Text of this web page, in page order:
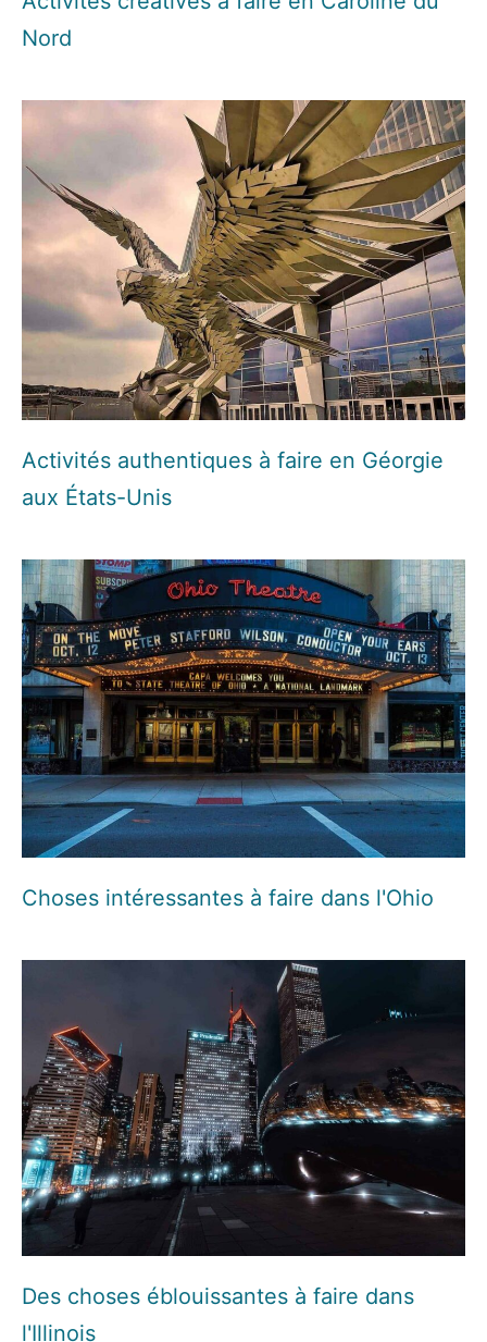
Nord
Activités authentiques à faire en Géorgie
aux États-Unis
Choses intéressantes à faire dans l'Ohio
Des choses éblouissantes à faire dans
l'Illinois